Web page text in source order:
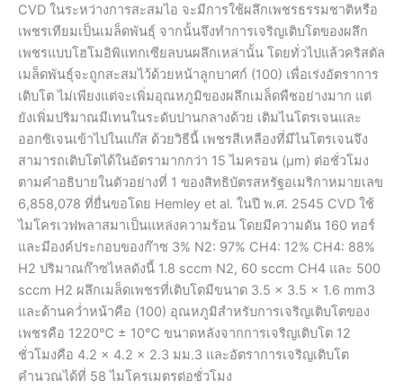
CVD ในระหว่างการสะสมไอ จะมีการใช้ผลึกเพชรธรรมชาติหรือ
เพชรเทียมเป็นเมล็ดพันธุ์ จากนั้นจึงทำการเจริญเติบโตของผลึก
เพชรแบบโฮโมอิพิแทกเซียลบนผลึกเหล่านั้น โดยทั่วไปแล้วคริสตัล
เมล็ดพันธุ์จะถูกสะสมไว้ด้วยหน้าลูกบาศก์ (100) เพื่อเร่งอัตราการ
เติบโต ไม่เพียงแต่จะเพิ่มอุณหภูมิของผลึกเมล็ดพืชอย่างมาก แต่
ยังเพิ่มปริมาณมีเทนในระดับปานกลางด้วย เติมไนโตรเจนและ
ออกซิเจนเข้าไปในแก๊ส ด้วยวิธีนี้ เพชรสีเหลืองที่มีไนโตรเจนจึง
สามารถเติบโตได้ในอัตรามากกว่า 15 ไมครอน (µm) ต่อชั่วโมง
ตามคำอธิบายในตัวอย่างที่ 1 ของสิทธิบัตรสหรัฐอเมริกาหมายเลข
6,858,078 ที่ยื่นขอโดย Hemley et al. ในปี พ.ศ. 2545 CVD ใช้
ไมโครเวฟพลาสมาเป็นแหล่งความร้อน โดยมีความดัน 160 ทอร์
และมีองค์ประกอบของก๊าซ 3% N2: 97% CH4: 12% CH4: 88%
H2 ปริมาณก๊าซไหลดังนี้ 1.8 sccm N2, 60 sccm CH4 และ 500
sccm H2 ผลึกเมล็ดเพชรที่เติบโตมีขนาด 3.5 × 3.5 × 1.6 mm3
และด้านคว่ำหน้าคือ (100) อุณหภูมิสำหรับการเจริญเติบโตของ
เพชรคือ 1220℃ ± 10℃ ขนาดหลังจากการเจริญเติบโต 12
ชั่วโมงคือ 4.2 × 4.2 × 2.3 มม.3 และอัตราการเจริญเติบโต
คำนวณได้ที่ 58 ไมโครเมตรต่อชั่วโมง